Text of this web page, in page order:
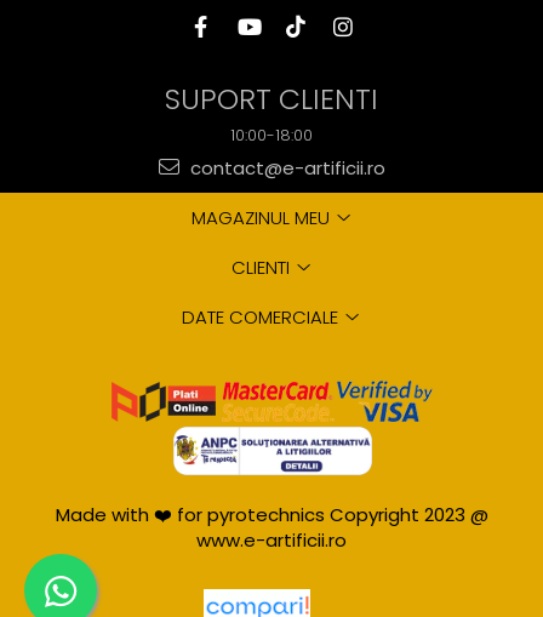
SUPORT CLIENTI
10:00-18:00
contact@e-artificii.ro
MAGAZINUL MEU
CLIENTI
DATE COMERCIALE
Made with ❤️ for pyrotechnics Copyright 2023 @
www.e-artificii.ro